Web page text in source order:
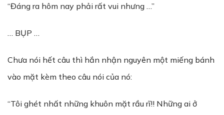
“Đáng ra hôm nay phải rất vui nhưng …”
… BỤP …
Chưa nói hết câu thì hắn nhận nguyên một miếng bánh
vào mặt kèm theo câu nói của nó:
“Tôi ghét nhất những khuôn mặt rầu rĩ!! Những ai ở